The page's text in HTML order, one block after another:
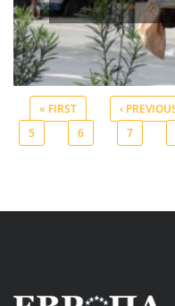
Pages
« FIRST ‹
5
6 7